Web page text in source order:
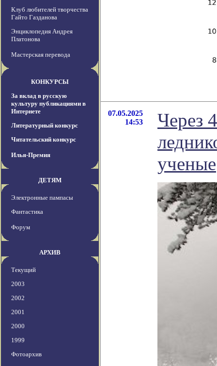
Клуб любителей творчества
Гайто Газданова
Энциклопедия Андрея
Платонова
Мастерская перевода
КОНКУРСЫ
За вклад в русскую
культуру публикациями в
Интернете
Литературный конкурс
Читательский конкурс
Илья-Премия
ДЕТЯМ
Электронные пампасы
Фантастика
Форум
АРХИВ
Текущий
2003
2002
2001
2000
1999
Фотоархив
07.05.2025
14:53
Через
ученые